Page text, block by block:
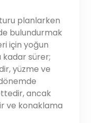
planlarken
bulundurmak
için yoğun
kadar sürer;
yüzme ve
ancak
ve konaklama